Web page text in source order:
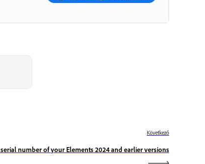
Következő
number of your Elements 2024 and earlier versions